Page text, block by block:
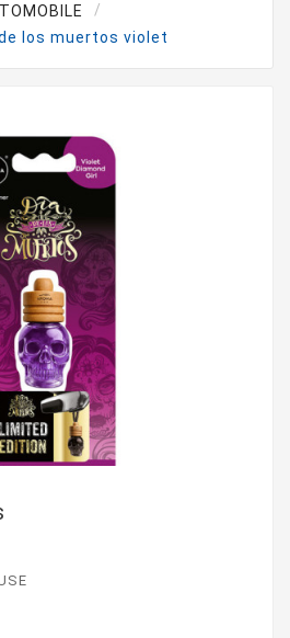
los muertos violet